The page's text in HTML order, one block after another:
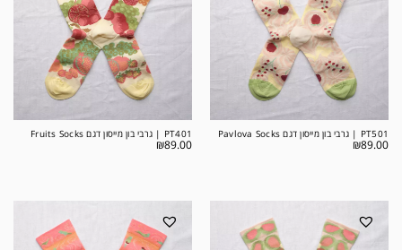
PT501 | גרבי בון מייסון דגם Pavlova Socks
₪89.00
PT401 | גרבי בון מייסון דגם Fruits Socks
₪89.00